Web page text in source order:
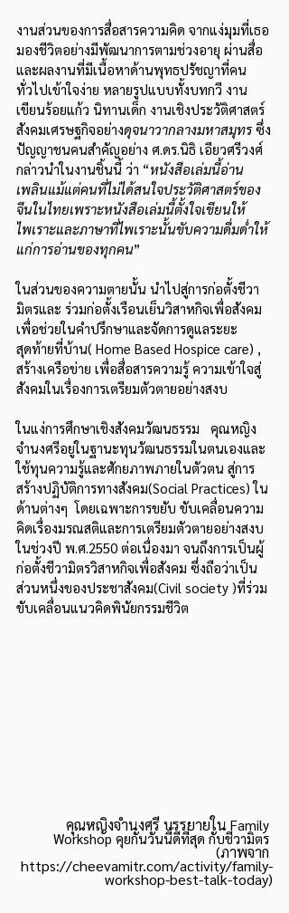
งานส่วนของการสื่อสารความคิด จากแง่มุมที่เธอ
มองชีวิตอย่างมีพัฒนาการตามช่วงอายุ ผ่านสื่อ
และผลงานที่มีเนื้อหาด้านพุทธปรัชญาที่คน
ทั่วไปเข้าใจง่าย หลายรูปแบบทั้งบทกวี งาน
เขียนร้อยแก้ว นิทานเด็ก งานเชิงประวัติศาสตร์
สังคมเศรษฐกิจอย่างดุจนาวากลางมหาสมุทร ซึ่ง
ปัญญาชนคนสำคัญอย่าง ศ.ดร.นิธิ เอียวศรีวงศ์
กล่าวนำในงานชิ้นนี้ ว่า “หนังสือเล่มนี้อ่าน
เพลินแม้แต่คนที่ไม่ได้สนใจประวัติศาสตร์ของ
จีนในไทยเพราะหนังสือเล่มนี้ตั้งใจเขียนให้
ไพเราะและภาษาที่ไพเราะนั้นขับความดื่มด่ำให้
แก่การอ่านของทุกคน”
ในส่วนของความตายนั้น นำไปสู่การก่อตั้งชีวา
มิตรและ ร่วมก่อตั้งเรือนเย็นวิสาหกิจเพื่อสังคม
เพื่อช่วยในคำปรึกษาและจัดการดูแลระยะ
สุดท้ายที่บ้าน( Home Based Hospice care) ,
สร้างเครือข่าย เพื่อสื่อสารความรู้ ความเข้าใจสู่
สังคมในเรื่องการเตรียมตัวตายอย่างสงบ
ในแง่การศึกษาเชิงสังคมวัฒนธรรม   คุณหญิง
จำนงศรีอยู่ในฐานะทุนวัฒนธรรมในตนเองและ
ใช้ทุนความรู้และศักยภาพภายในตัวตน สู่การ
สร้างปฏิบัติการทางสังคม(Social Practices) ใน
ด้านต่างๆ  โดยเฉพาะการขยับ ขับเคลื่อนความ
คิดเรื่องมรณสติและการเตรียมตัวตายอย่างสงบ
ในช่วงปี พ.ศ.2550 ต่อเนื่องมา จนถึงการเป็นผู้
ก่อตั้งชีวามิตรวิสาหกิจเพื่อสังคม ซึ่งถือว่าเป็น
ส่วนหนึ่งของประชาสังคม(Civil society )ที่ร่วม
ขับเคลื่อนแนวคิดพินัยกรรมชีวิต
คุณหญิงจำนงศรี บรรยายใน Family
Workshop คุยกันวันนี้ดีที่สุด กับชีวามิตร
(ภาพจาก
https://cheevamitr.com/activity/family-
workshop-best-talk-today)